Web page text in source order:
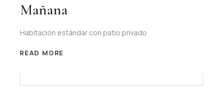
Mañana
Habitación estándar con patio privado
READ MORE